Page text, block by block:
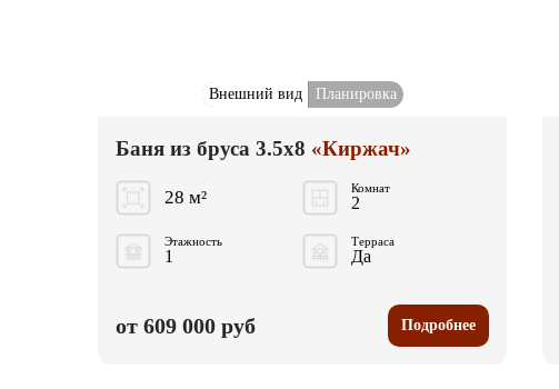
Внешний вид Планировка
Баня из бруса 3.5x8 «Киржач»
28 м² Комнат
2
Этажность
1
Терраса
Да
от 609 000 руб Подробнее